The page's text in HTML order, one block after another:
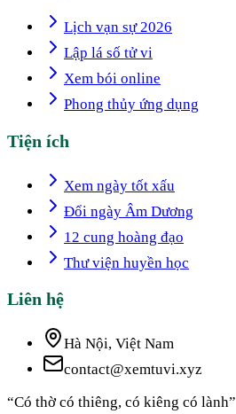
Lịch vạn sự 2026
Lập lá số tử vi
Xem bói online
Phong thủy ứng dụng
Tiện ích
Xem ngày tốt xấu
Đổi ngày Âm Dương
12 cung hoàng đạo
Thư viện huyền học
Liên hệ
Hà Nội, Việt Nam
contact@xemtuvi.xyz
“Có thờ có thiêng, có kiêng có lành”